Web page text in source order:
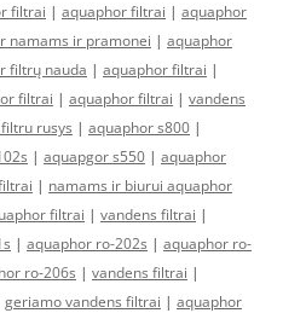
filtrai | aquaphor filtrai | aquaphor
namams ir pramonei | aquaphor
filtrų nauda | aquaphor filtrai |
filtrai | aquaphor filtrai | vandens
rusys | aquaphor s800 |
| aquapgor s550 | aquaphor
| namams ir biurui aquaphor
filtrai | vandens filtrai |
| aquaphor ro-202s | aquaphor ro-
ro-206s | vandens filtrai |
geriamo vandens filtrai | aquaphor